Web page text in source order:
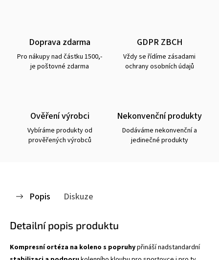
Doprava zdarma
Pro nákupy nad částku 1500,-
je poštovné zdarma
GDPR ZBCH
Vždy se řídíme zásadami
ochrany osobních údajů
Ověření výrobci
Vybíráme produkty od
prověřených výrobců
Nekonvenční produkty
Dodáváme nekonvenční a
jedinečné produkty
Popis Diskuze
Detailní popis produktu
Kompresní ortéza na koleno s popruhypřináší nadstandardní